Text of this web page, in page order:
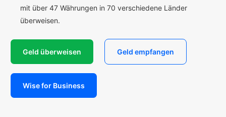
mit über 47 Währungen in 70 verschiedene Länder
überweisen.
Geld überweisen Geld empfangen
Wise for Business